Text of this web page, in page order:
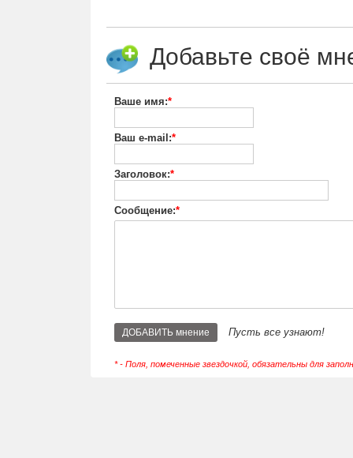
Добавьте своё
Ваше имя:*
Ваш e-mail:*
Заголовок:*
Сообщение:*
Пусть все узнают!
* - Поля, помеченные звездочкой, обязательны для